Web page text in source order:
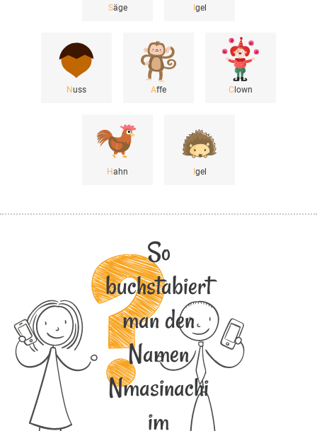
Säge gel
Nuss Affe C lown
Hahn gel
So
buchstabiert
man den
Namen
Nmasinachi
im